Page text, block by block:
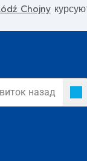
Chojny